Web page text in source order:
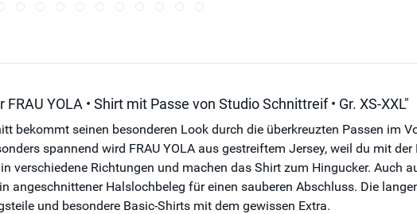
YOLA • Shirt mit Passe von Studio Schnittreif • Gr. XS-XXL"
bekommt seinen besonderen Look durch die überkreuzten Passen im
spannend wird FRAU YOLA aus gestreiftem Jersey, weil du mit
verschiedene Richtungen und machen das Shirt zum Hingucker. Auch
angeschnittener Halslochbeleg für einen sauberen Abschluss. Die
und besondere Basic-Shirts mit dem gewissen Extra.